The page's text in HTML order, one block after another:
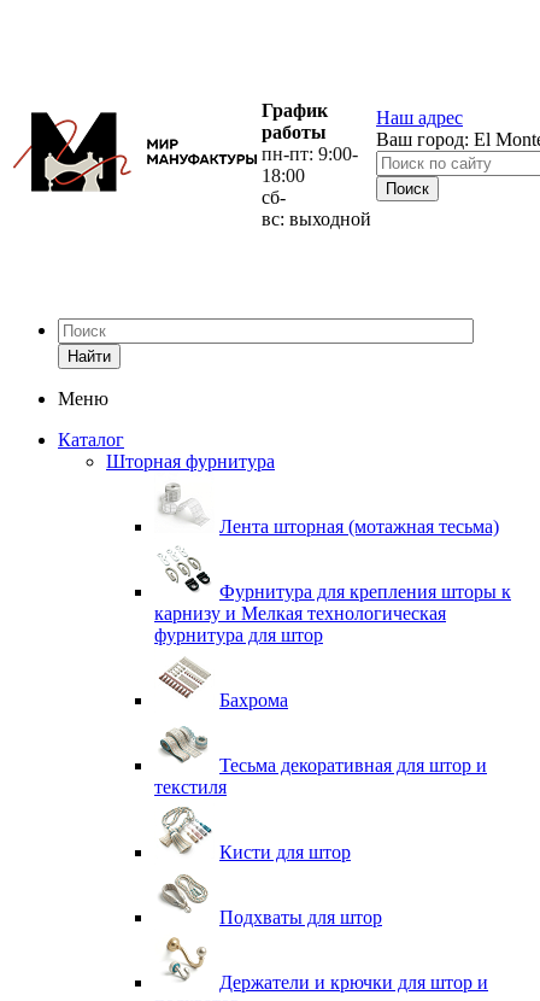
График
работы
пн-пт: 9:00-
18:00
сб-
вс: выходной
Наш адрес
Ваш город: El
Найти
Меню
Каталог
Шторная фурнитура
Лента шторная (мотажная тесьма)
Фурнитура для крепления шторы к
карнизу и Мелкая технологическая
фурнитура для штор
Бахрома
Тесьма декоративная для штор и
текстиля
Кисти для штор
Подхваты для штор
Держатели и крючки для штор и